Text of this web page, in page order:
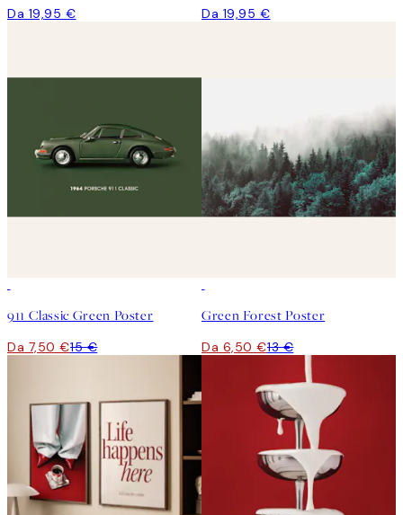
Da 19,95 € Da 19,95 €
911 Classic Green Poster
Da 7,50 €15 €
Green Forest Poster
Da 6,50 €13 €